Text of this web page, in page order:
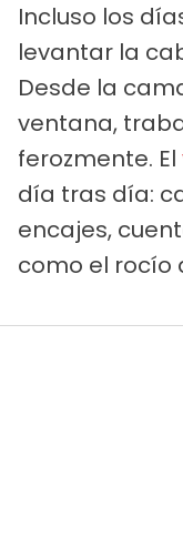
Incluso los
levantar la
Desde la
ventana,
ferozmente. El
día tras día:
encajes,
como el rocío